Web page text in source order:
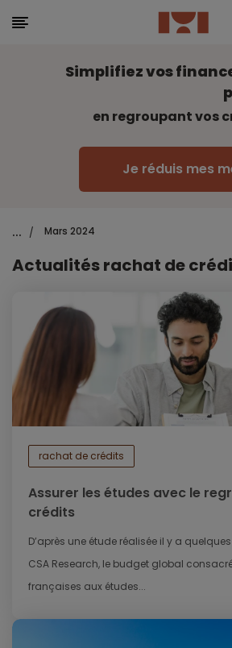
Simplifiez vos
en regroupant vos
Je réduis mes
... / Mars 2024
Actualités rachat de
rachat de crédits
Assurer les études avec le
crédits
D’après une étude réalisée il y a
CSA Research, le budget global
françaises aux études...